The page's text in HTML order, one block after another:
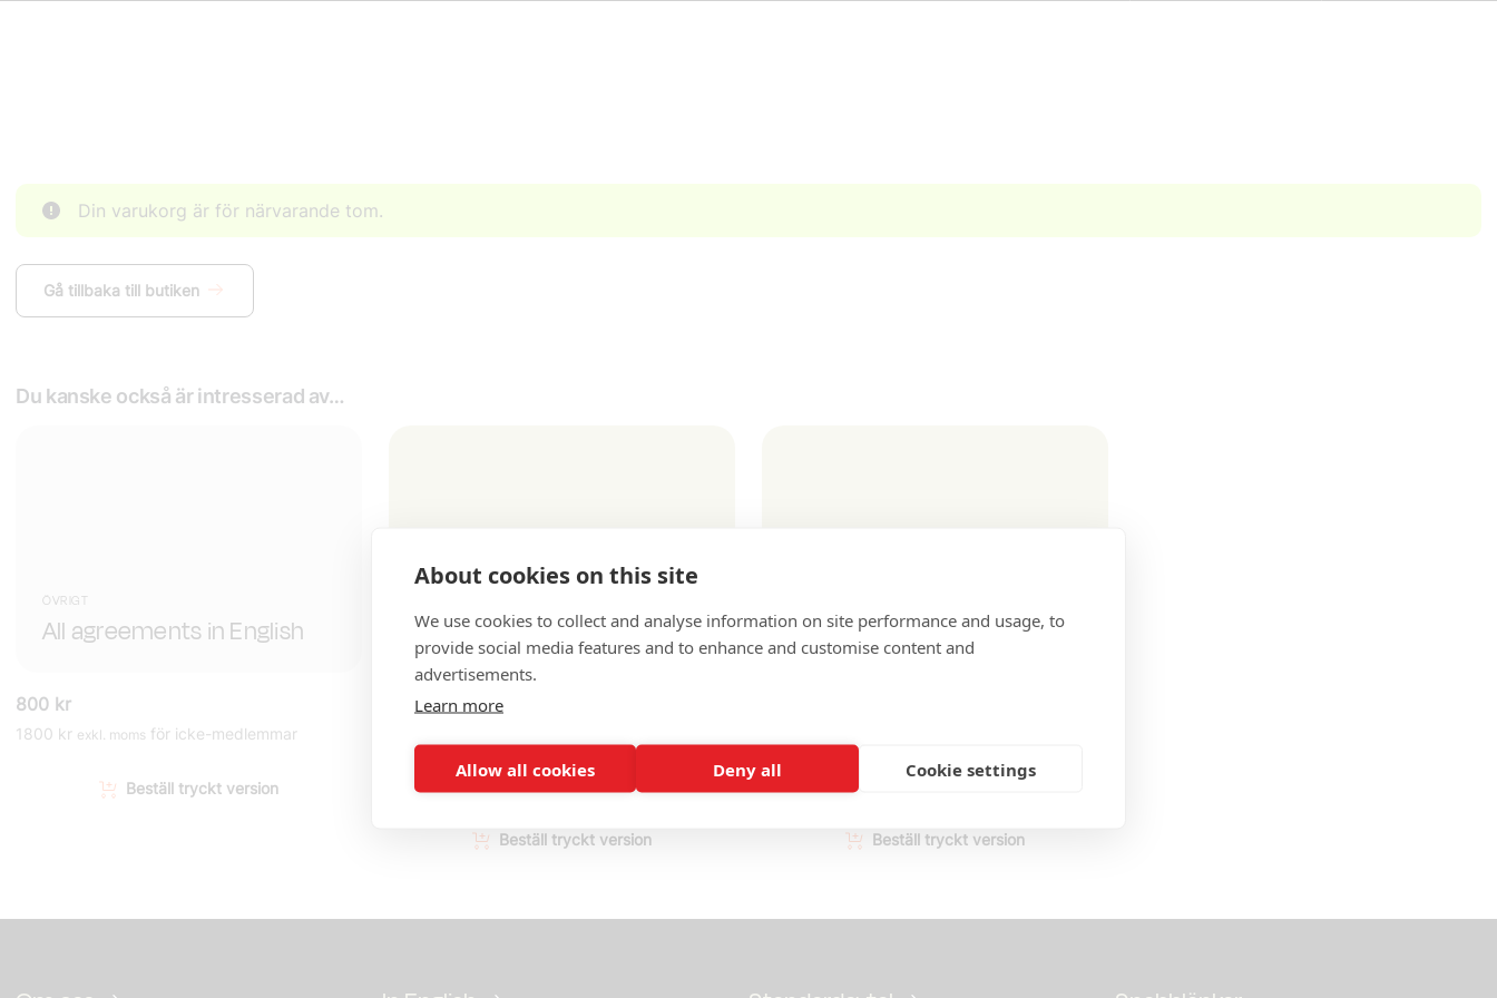
Din varukorg är för närvarande tom.
Gå tillbaka till butiken
Du kanske också är intresserad av…
ÖVRIGT
All agreements in English
800 kr
1800 kr exkl. moms för icke-medlemmar
Beställ tryckt version
LEVERANSER
bestämmelser (10 ex)
300kr
Ladda ner med abonnemang
Beställ tryckt version
och vinstdelning (10ex)
Ladda ner med abonnemang
Beställ tryckt version
About cookies on this site
We use cookies to collect and analyse information on site performance and usage, to
provide social media features and to enhance and customise content and
advertisements.
Learn more
Allow all cookies Deny all Cookie settings